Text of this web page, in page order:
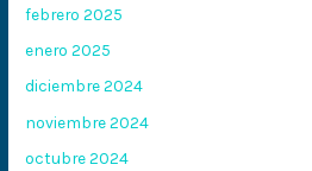
febrero 2025
enero 2025
diciembre 2024
noviembre 2024
octubre 2024